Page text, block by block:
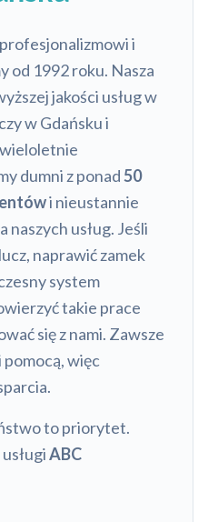
i
od 1992 roku. Nasza
jakości usług w
w Gdańsku i
dumni z ponad50
i nieustannie
naszych usług. Jeśli
naprawić zamek
system
takie prace
się z nami. Zawsze
pomocą, więc
to priorytet.
ABC